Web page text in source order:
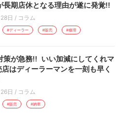
長期店休となる理由が遂に発覚!!
日 / コラム
#ディーラー #販売 #修理
策が急務!! いい加減にしてくれマ
はディーラーマンを一刻も早く
日 / コラム
#販売 #納車